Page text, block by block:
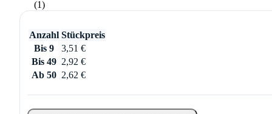
Anzahl Stückpreis
Bis 9
3,51 €
Bis 49 2,92 €
Ab 50 2,62 €